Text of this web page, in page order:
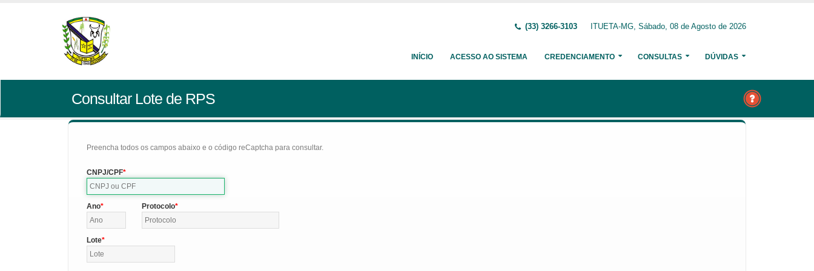
(33) 3266-3103 ITUETA-MG, Sábado, 08 de Agosto de 2026
INÍCIO ACESSO AO SISTEMA CREDENCIAMENTO CONSULTAS DÚVIDAS
Consultar Lote de RPS
Preencha todos os campos abaixo e o código reCaptcha para consultar.
CNPJ/CPF
Ano Protocolo
Lote